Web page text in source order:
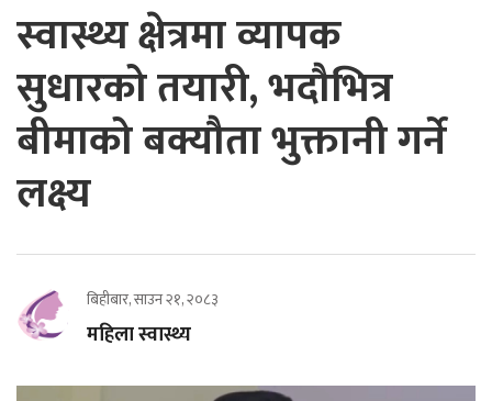
स्वास्थ्य क्षेत्रमा व्यापक
सुधारको तयारी, भदौभित्र
बीमाको बक्यौता भुक्तानी गर्ने
लक्ष्य
बिहीबार, साउन २१, २०८३
महिला स्वास्थ्य